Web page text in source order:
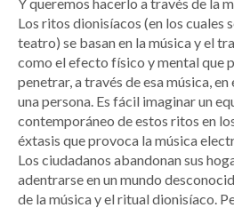
Los ritos dionisíacos (en los cuales
teatro) se basan en la música y el
como el efecto físico y mental que
penetrar, a través de esa música,
una persona. Es fácil imaginar un
contemporáneo de estos ritos en
éxtasis que provoca la música
Los ciudadanos abandonan sus
adentrarse en un mundo
de la música y el ritual dionisíaco.